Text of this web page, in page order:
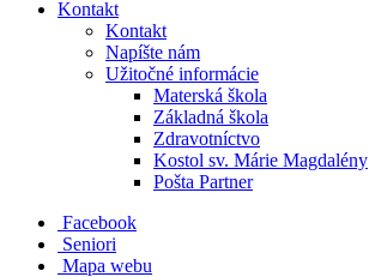
Kontakt
Kontakt
Napíšte nám
Užitočné informácie
Materská škola
Základná škola
Zdravotníctvo
Kostol sv. Márie Magdalény
Pošta Partner
Facebook
Seniori
Mapa webu